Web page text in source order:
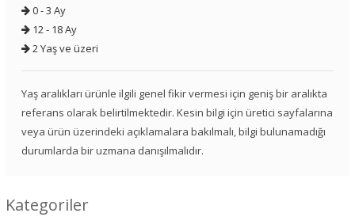
0 - 3 Ay
12 - 18 Ay
2 Yaş ve üzeri
Yaş aralıkları ürünle ilgili genel fikir vermesi için geniş bir aralıkta
referans olarak belirtilmektedir. Kesin bilgi için üretici sayfalarına
veya ürün üzerindeki açıklamalara bakılmalı, bilgi bulunamadığı
durumlarda bir uzmana danışılmalıdır.
Kategoriler